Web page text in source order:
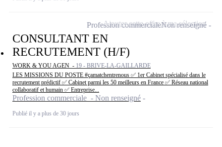
CONSULTANT EN
RECRUTEMENT (H/F)
WORK & YOU AGEN - 19 - BRIVE-LA-GAILLARDE
LES MISSIONS DU POSTE #çamatchentrenous ✅ 1er Cabinet spécialisé dans le
recrutement prédictif ✅ Cabinet parmi les 50 meilleurs en France ✅ Réseau national
collaboratif et humain ✅ Entreprise...
Profession commerciale - Non renseigné
Publié il y a plus de 30 jours
Profession commercialeNon renseigné
Ajouter cette offre à ma sélection